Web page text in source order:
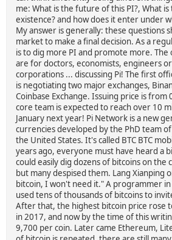
me: What is the future of this PI?, What
existence? and how does it enter under
My answer is generally: these questions
market to make a final decision. As a
is to dig more PI and promote more.
are for doctors, economists, engineers
corporations ... discussing Pi! The first
is negotiating two major exchanges,
Coinbase Exchange. Issuing price is from
core team is expected to reach over 10
January next year! Pi Network is a new
currencies developed by the PhD team
the United States. It's called BTC BTC
years ago, everyone must have heard a
could easily dig dozens of bitcoins on the
but many despised them. Lang Xianping
bitcoin, I won't need it." A programmer
used tens of thousands of bitcoins to
After that, the highest bitcoin price rose
in 2017, and now by the time of this
9,700 per coin. Later came Ethereum,